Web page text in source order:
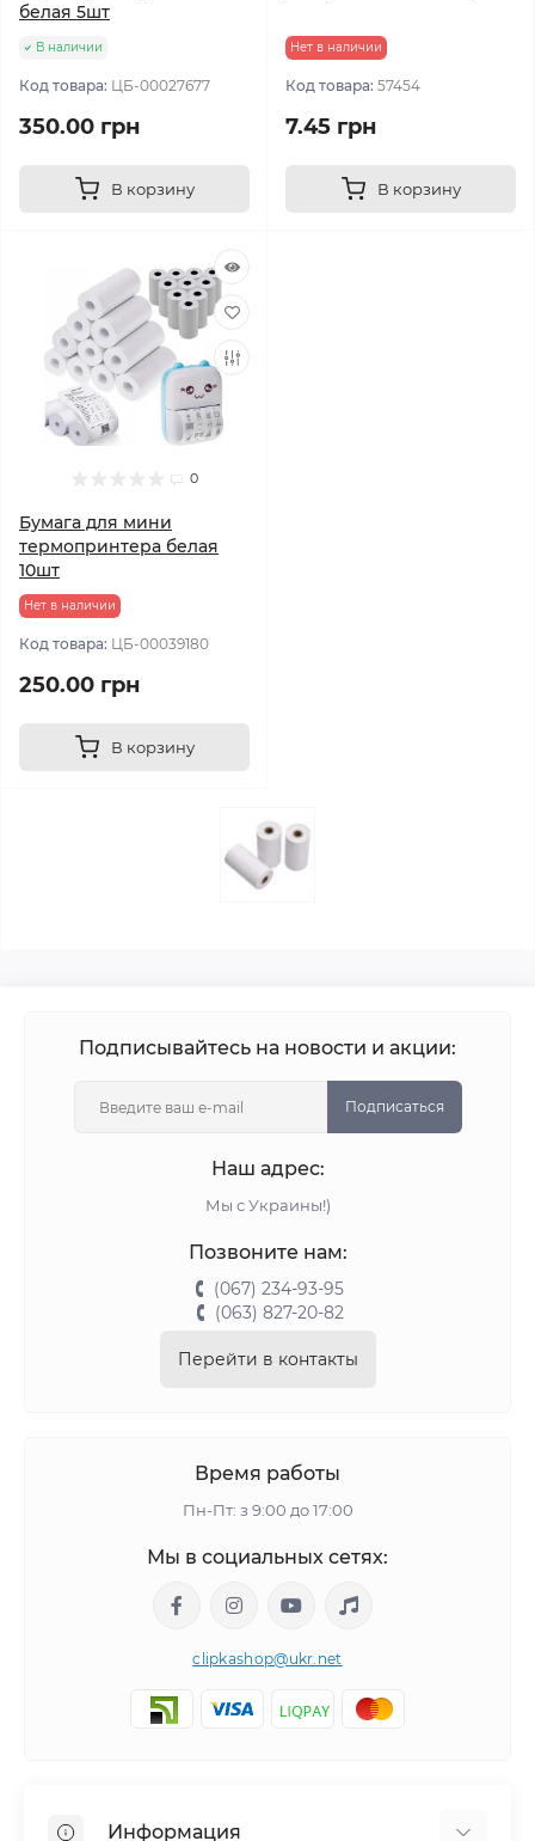
белая 5шт
В наличии
Код товара: ЦБ-00027677
350.00 грн
В корзину
Нет в наличии
Код товара: 57454
7.45 грн
В корзину
0
Бумага для мини
термопринтера белая
10шт
Нет в наличии
Код товара: ЦБ-00039180
250.00 грн
В корзину
Подписывайтесь на новости и акции:
Подписаться
Наш адрес:
Мы с Украины!)
Позвоните нам:
(067) 234-93-95
(063) 827-20-82
Перейти в контакты
Время работы
Пн-Пт: з 9:00 до 17:00
Мы в социальных сетях:
clipkashop@ukr.net
Информация